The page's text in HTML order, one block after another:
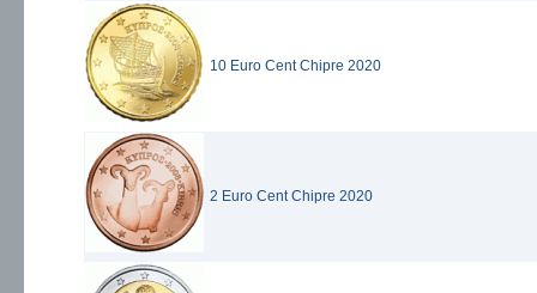
10 Euro Cent Chipre 2020
2 Euro Cent Chipre 2020